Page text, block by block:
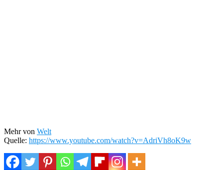
Mehr von Welt
Quelle: https://www.youtube.com/watch?v=AdriVh8oK9w